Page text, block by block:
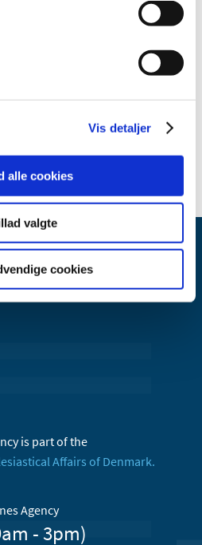
Vis detaljer
alle cookies
valgte
cookies
is part of the
Affairs of Denmark.
Agency
- 3pm)